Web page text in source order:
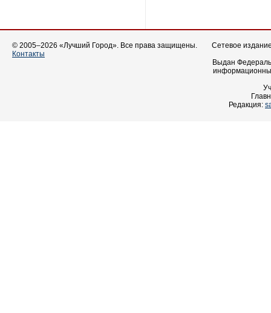
© 2005–2026 «Лучший Город». Все права защищены.
Контакты
Сетевое
Выдан
Редакция: